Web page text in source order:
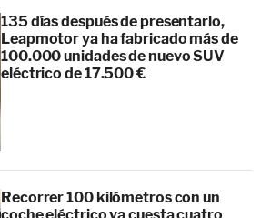
135 días después de presentarlo,
Leapmotor ya ha fabricado más de
100.000 unidades de nuevo SUV
eléctrico de 17.500 €
Recorrer 100 kilómetros con un